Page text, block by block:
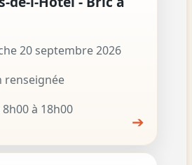
20 septembre 2026
renseignée
8h00 à 18h00
➔